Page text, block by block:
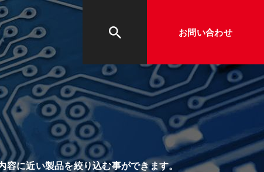
お問い合わせ
容に近い製品を絞り込む事ができます。